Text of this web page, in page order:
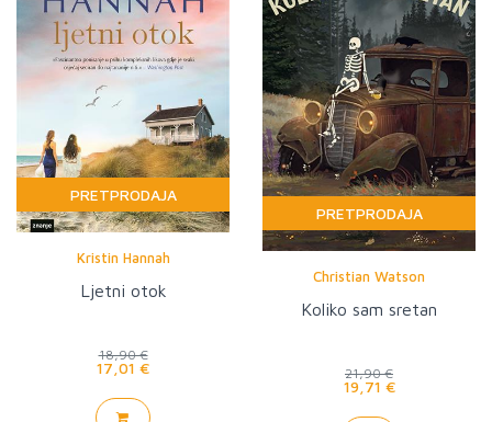
PRETPRODAJA
Kristin Hannah
Ljetni otok
18,90 €
17,01 €
PRETPRODAJA
Christian Watson
Koliko sam sretan
21,90 €
19,71 €